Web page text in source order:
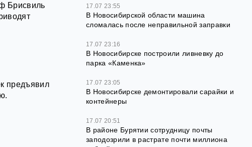
Брисвиль
предъявил
17.07 23:55
В Новосибирской области машина
сломалась после неправильной заправки
17.07 23:16
В Новосибирске построили ливневку до
парка «Каменка»
17.07 23:05
В Новосибирске демонтировали сарайки и
контейнеры
17.07 20:51
В районе Бурятии сотрудницу почты
заподозрили в растрате почти миллиона